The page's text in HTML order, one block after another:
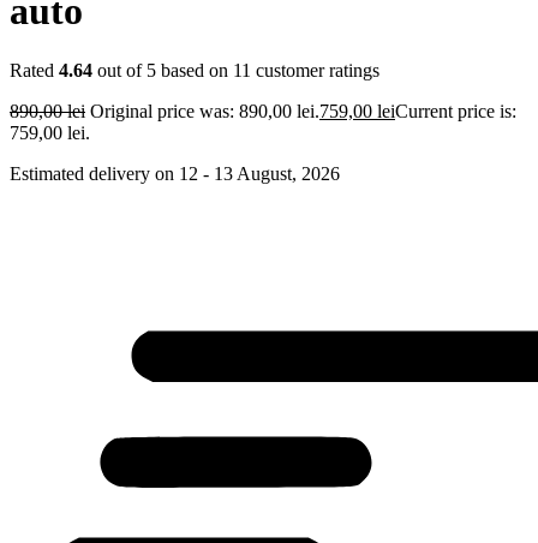
auto
Rated 4.64 out of 5 based on 11 customer ratings
890,00lei Original price was: 890,00 lei.759,00 leiCurrent price is:
759,00 lei.
Estimated delivery on 12 - 13 August, 2026